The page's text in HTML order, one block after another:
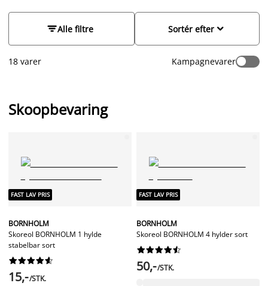
opbevaringsløsninger forskellige. Få orden i skoene med et
smart skoskab, en skohylde, skostativ eller skoreol - du finder
Alle filtre 
Sortér efter
18 varer Kampagnevarer
Skoopbevaring
FAST LAV PRIS
BORNHOLM
Skoreol BORNHOLM 1 hylde
stabelbar sort






15,-/STK.
FAST LAV PRIS
BORNHOLM
Skoreol BORNHOLM 4 hylder sort






50,-/STK.